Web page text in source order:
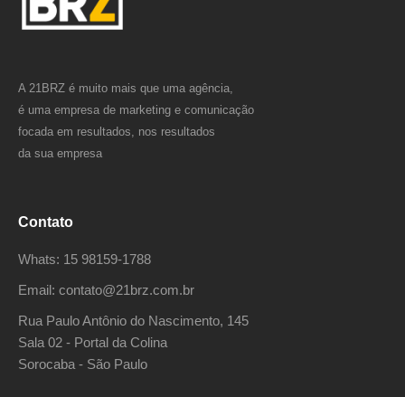
A 21BRZ é muito mais que uma agência,
é uma empresa de marketing e comunicação
focada em resultados, nos resultados
da sua empresa
Contato
Whats: 15 98159-1788
Email: contato@21brz.com.br
Rua Paulo Antônio do Nascimento, 145
Sala 02 - Portal da Colina
Sorocaba - São Paulo